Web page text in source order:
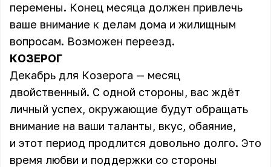
перемены. Конец месяца должен привлечь
ваше внимание к делам дома и жилищным
вопросам. Возможен переезд.
КОЗЕРОГ
Декабрь для Козерога — месяц
двойственный. С одной стороны, вас ждёт
личный успех, окружающие будут обращать
внимание на ваши таланты, вкус, обаяние,
и этот период продлится довольно долго. Это
время любви и поддержки со стороны